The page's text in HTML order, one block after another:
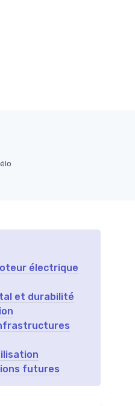
électrique
et durabilité
futures